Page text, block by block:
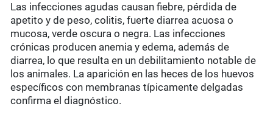
Las infecciones agudas causan fiebre, pérdida de
apetito y de peso, colitis, fuerte diarrea acuosa o
mucosa, verde oscura o negra. Las infecciones
crónicas producen anemia y edema, además de
diarrea, lo que resulta en un debilitamiento notable de
los animales. La aparición en las heces de los huevos
específicos con membranas típicamente delgadas
confirma el diagnóstico.